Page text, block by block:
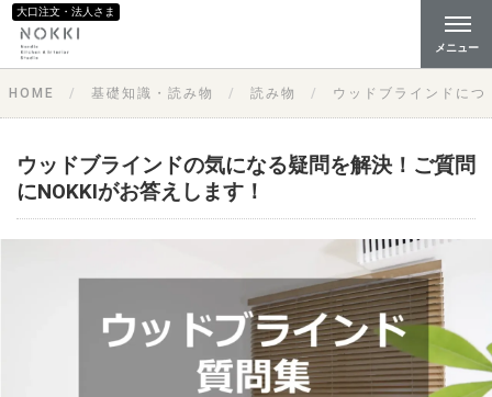
大口注文・法人さま
メニュー
HOME 基礎知識・読み物 読み物 ウッドブラインドにつ
ウッドブラインドの気になる疑問を解決！ご質問
にNOKKIがお答えします！